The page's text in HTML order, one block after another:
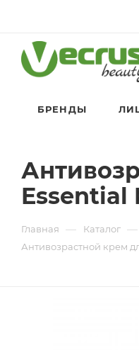
БРЕНДЫ
Essential
Главная — Каталог —
Антивозрастной крем